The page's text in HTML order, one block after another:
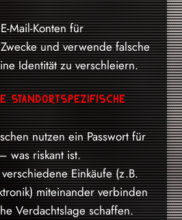
Mail-Konten für
und verwende falsche
Identität zu verschleiern.
standortspezifische
nutzen ein Passwort für
was riskant ist.
Einkäufe (z.B.
miteinander verbinden
Verdachtslage schaffen.